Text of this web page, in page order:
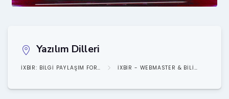
Yazılım Dilleri
IXBIR: BILGI PAYLAŞIM FORUMU IXBIR - WEBMASTER & BILIŞIM KATEGORISI